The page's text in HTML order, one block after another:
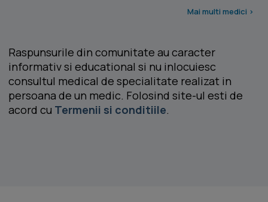
Mai multi medici >
Raspunsurile din comunitate au caracter
informativ si educational si nu inlocuiesc
consultul medical de specialitate realizat in
persoana de un medic. Folosind site-ul esti de
acord cu Termenii si conditiile.